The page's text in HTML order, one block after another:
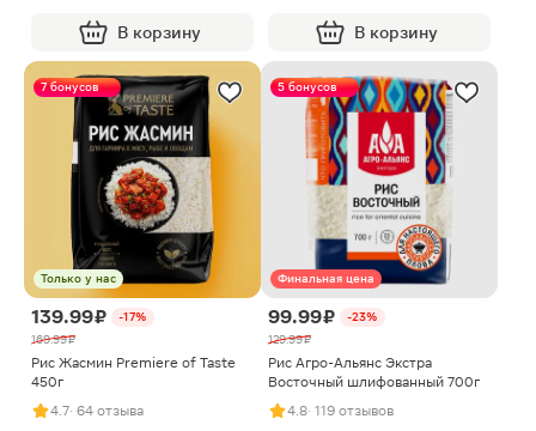
В корзину В корзину
7 бонусов
Только у нас
139.99 ₽
-17%
169.99 ₽
Рис Жасмин Premiere of Taste
450г
4.7· 64 отзыва
5 бонусов
Финальная цена
99.99 ₽
-23%
129.99 ₽
Рис Агро-Альянс Экстра
Восточный шлифованный 700г
4.8· 119 отзывов